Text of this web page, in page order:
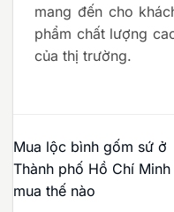
mang đến cho
phẩm chất lượng
của thị trường.
Mua lộc bình gốm sứ ở
Thành phố Hồ Chí Minh
mua thế nào